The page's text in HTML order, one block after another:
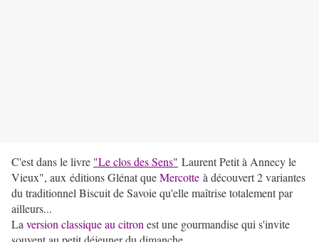
C'est dans le livre "Le clos des Sens" Laurent Petit à Annecy le
Vieux", aux éditions Glénat queMercotte à découvert 2 variantes
du traditionnel Biscuit de Savoie qu'elle maîtrise totalement par
ailleurs...
La version classique au citron est une gourmandise qui s'invite